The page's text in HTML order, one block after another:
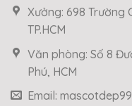
Xưởng: 698 Trường
TP.HCM
Văn phòng: Số 8
Phú, HCM
Email: